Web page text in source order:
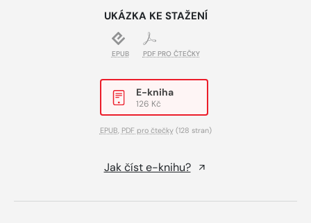
UKÁZKA KE STAŽENÍ
EPUB PDF PRO ČTEČKY
E-kniha
126 Kč
EPUB, PDF pro čtečky(128 stran)
Jak číst e-knihu?